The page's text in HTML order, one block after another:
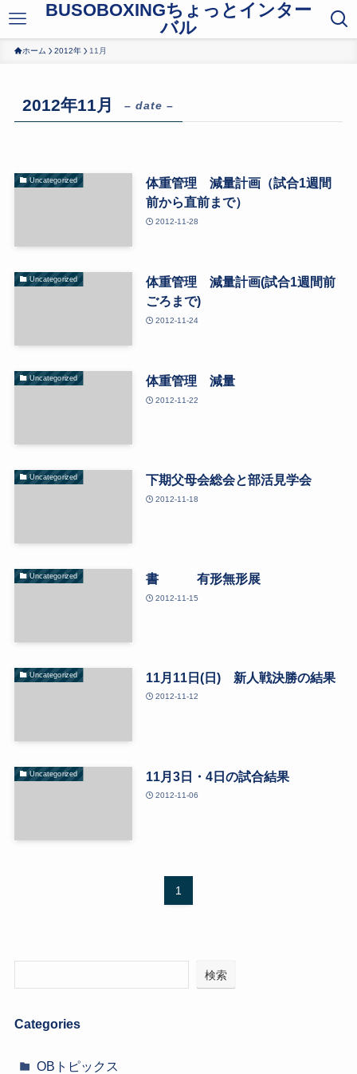
BUSOBOXINGちょっとインター
バル
ホーム 2012年 11月
2012年11月 – date –
Uncategorized
体重管理 減量計画（試合1週間
前から直前まで）
2012-11-28
Uncategorized
体重管理 減量計画(試合1週間前
ごろまで)
2012-11-24
Uncategorized 体重管理 減量
2012-11-22
Uncategorized 下期父母会総会と部活見学会
2012-11-18
Uncategorized 書 有形無形展
2012-11-15
Uncategorized 11月11日(日) 新人戦決勝の結果
2012-11-12
Uncategorized 11月3日・4日の試合結果
2012-11-06
1
検索
Categories
OBトピックス